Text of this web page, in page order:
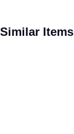
Spring produktgalleriet over
Similar Items